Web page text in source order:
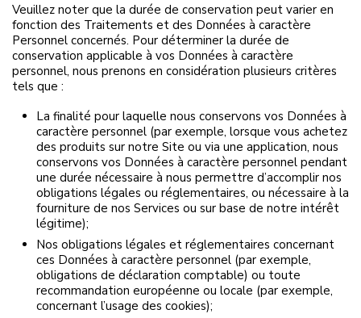
Veuillez noter que la durée de conservation peut varier en
fonction des Traitements et des Données à caractère
Personnel concernés. Pour déterminer la durée de
conservation applicable à vos Données à caractère
personnel, nous prenons en considération plusieurs critères
tels que :
La finalité pour laquelle nous conservons vos Données à
caractère personnel (par exemple, lorsque vous achetez
des produits sur notre Site ou via une application, nous
conservons vos Données à caractère personnel pendant
une durée nécessaire à nous permettre d’accomplir nos
obligations légales ou réglementaires, ou nécessaire à la
fourniture de nos Services ou sur base de notre intérêt
légitime);
Nos obligations légales et réglementaires concernant
ces Données à caractère personnel (par exemple,
obligations de déclaration comptable) ou toute
recommandation européenne ou locale (par exemple,
concernant l’usage des cookies);